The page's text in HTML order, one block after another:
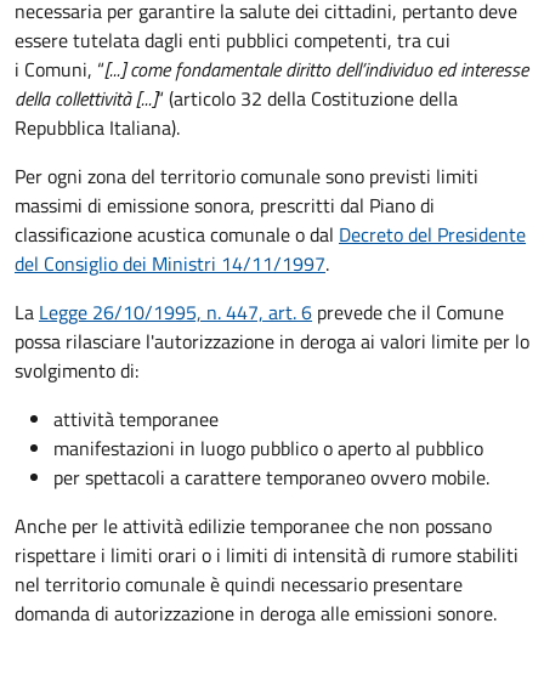
necessaria per garantire la salute dei cittadini, pertanto deve
essere tutelata dagli enti pubblici competenti, tra cui
i Comuni, “[...] come fondamentale diritto dell’individuo ed interesse
della collettività [...]“ (articolo 32 della Costituzione della
Repubblica Italiana).
Per ogni zona del territorio comunale sono previsti limiti
massimi di emissione sonora, prescritti dal Piano di
classificazione acustica comunale o dal Decreto del Presidente
del Consiglio dei Ministri 14/11/1997.
La Legge 26/10/1995, n. 447, art. 6 prevede che il Comune
possa rilasciare l'autorizzazione in deroga ai valori limite per lo
svolgimento di:
attività temporanee
manifestazioni in luogo pubblico o aperto al pubblico
per spettacoli a carattere temporaneo ovvero mobile.
Anche per le attività edilizie temporanee che non possano
rispettare i limiti orari o i limiti di intensità di rumore stabiliti
nel territorio comunale è quindi necessario presentare
domanda di autorizzazione in deroga alle emissioni sonore.